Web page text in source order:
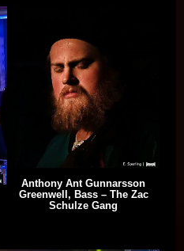
Anthony Ant Gunnarsson
Greenwell, Bass – The Zac
Schulze Gang